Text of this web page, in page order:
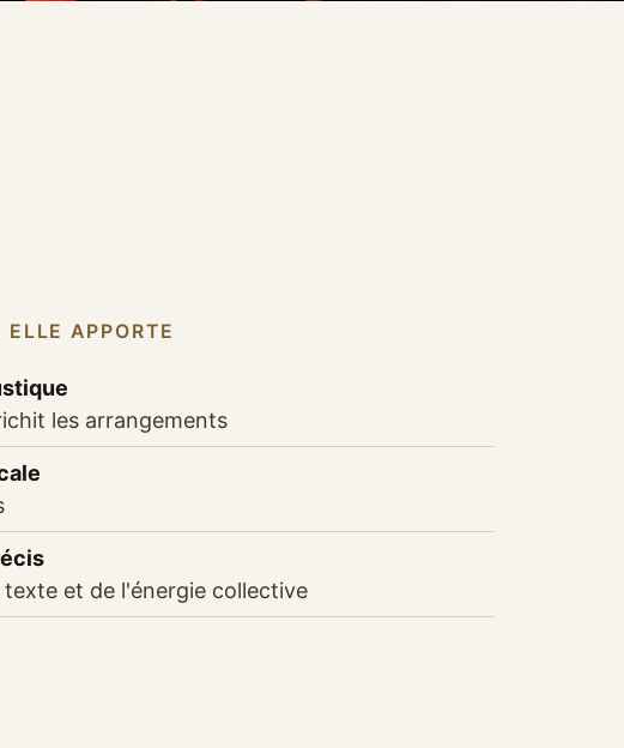
ELLE APPORTE
les arrangements
texte et de l'énergie collective